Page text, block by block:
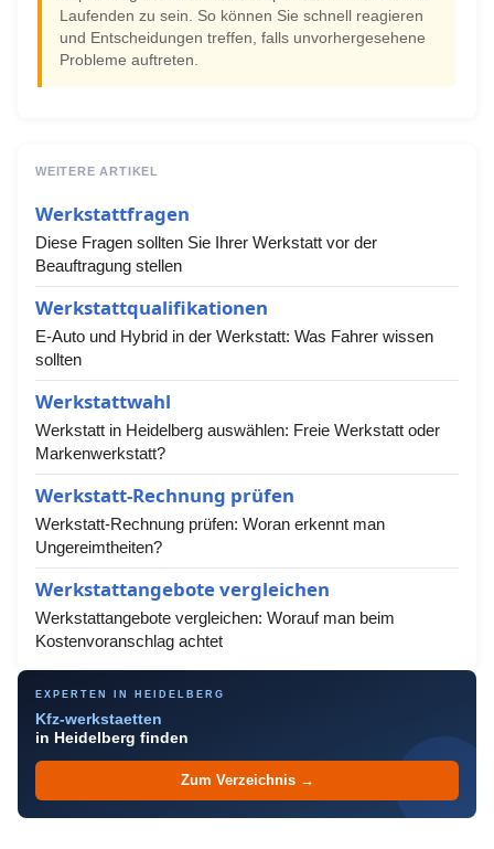
Laufenden zu sein. So können Sie schnell reagieren
und Entscheidungen treffen, falls unvorhergesehene
Probleme auftreten.
WEITERE ARTIKEL
Werkstattfragen
Diese Fragen sollten Sie Ihrer Werkstatt vor der
Beauftragung stellen
Werkstattqualifikationen
E-Auto und Hybrid in der Werkstatt: Was Fahrer wissen
sollten
Werkstattwahl
Werkstatt in Heidelberg auswählen: Freie Werkstatt oder
Markenwerkstatt?
Werkstatt-Rechnung prüfen
Werkstatt-Rechnung prüfen: Woran erkennt man
Ungereimtheiten?
Werkstattangebote vergleichen
Werkstattangebote vergleichen: Worauf man beim
Kostenvoranschlag achtet
EXPERTEN IN HEIDELBERG
Kfz-werkstaetten
in Heidelberg finden
Zum Verzeichnis →